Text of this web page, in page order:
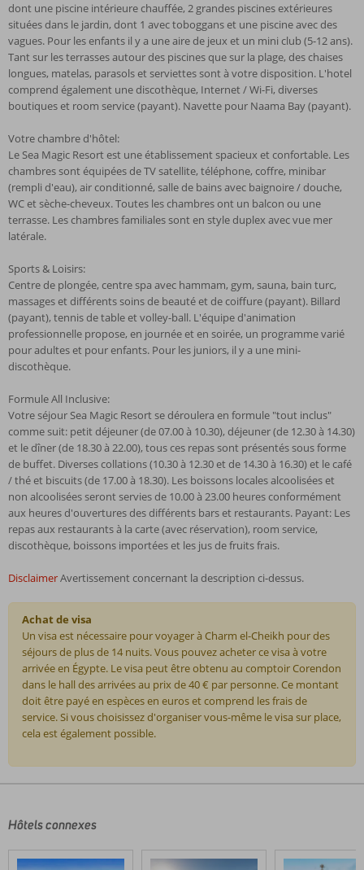
dont une piscine intérieure chauffée, 2 grandes piscines extérieures
situées dans le jardin, dont 1 avec toboggans et une piscine avec des
vagues. Pour les enfants il y a une aire de jeux et un mini club (5-12 ans).
Tant sur les terrasses autour des piscines que sur la plage, des chaises
longues, matelas, parasols et serviettes sont à votre disposition. L'hotel
comprend également une discothèque, Internet / Wi-Fi, diverses
boutiques et room service (payant). Navette pour Naama Bay (payant).
Votre chambre d'hôtel:
Le Sea Magic Resort est une établissement spacieux et confortable. Les
chambres sont équipées de TV satellite, téléphone, coffre, minibar
(rempli d'eau), air conditionné, salle de bains avec baignoire / douche,
WC et sèche-cheveux. Toutes les chambres ont un balcon ou une
terrasse. Les chambres familiales sont en style duplex avec vue mer
latérale.
Sports & Loisirs:
Centre de plongée, centre spa avec hammam, gym, sauna, bain turc,
massages et différents soins de beauté et de coiffure (payant). Billard
(payant), tennis de table et volley-ball. L'équipe d'animation
professionnelle propose, en journée et en soirée, un programme varié
pour adultes et pour enfants. Pour les juniors, il y a une mini-
discothèque.
Formule All Inclusive:
Votre séjour Sea Magic Resort se déroulera en formule "tout inclus"
comme suit: petit déjeuner (de 07.00 à 10.30), déjeuner (de 12.30 à 14.30)
et le dîner (de 18.30 à 22.00), tous ces repas sont présentés sous forme
de buffet. Diverses collations (10.30 à 12.30 et de 14.30 à 16.30) et le café
/ thé et biscuits (de 17.00 à 18.30). Les boissons locales alcoolisées et
non alcoolisées seront servies de 10.00 à 23.00 heures conformément
aux heures d'ouvertures des différents bars et restaurants. Payant: Les
repas aux restaurants à la carte (avec réservation), room service,
discothèque, boissons importées et les jus de fruits frais.
DisclaimerAvertissement concernant la description ci-dessus.
Achat de visa
Un visa est nécessaire pour voyager à Charm el-Cheikh pour des
séjours de plus de 14 nuits. Vous pouvez acheter ce visa à votre
arrivée en Égypte. Le visa peut être obtenu au comptoir Corendon
dans le hall des arrivées au prix de 40 € par personne. Ce montant
doit être payé en espèces en euros et comprend les frais de
service. Si vous choisissez d'organiser vous-même le visa sur place,
cela est également possible.
écrits
nos
Hôtels connexes